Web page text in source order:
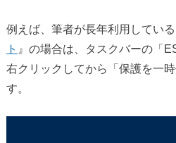
例えば、筆者が長年利用してい
ト 』の場合は、タスクバーの「
右クリックしてから「保護を一
す。